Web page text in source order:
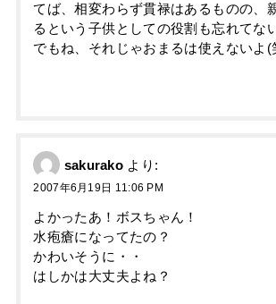
てば、相変わらず貫禄はあるものの、
るという子供としての役割も忘れてな
でもね、それじゃおまるは使えないよ(
sakurako より:
2007年6月19日 11:06 PM
よかったあ！ボスちゃん！
水疱瘡になってたの？
かわいそうに・・
はしかは大丈夫よね？